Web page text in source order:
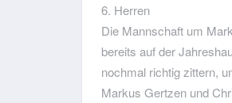
6. Herren
Die Mannschaft um
bereits auf der
nochmal richtig zittern,
Markus Gertzen und